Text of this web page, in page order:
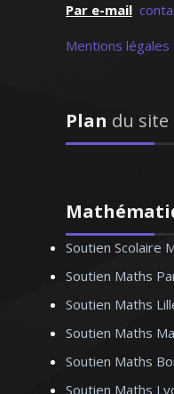
Par e-mail
Mentions légales
Plan du site
Soutien Scolaire
Soutien Maths
Soutien Maths
Soutien Maths
Soutien Maths
Soutien Maths